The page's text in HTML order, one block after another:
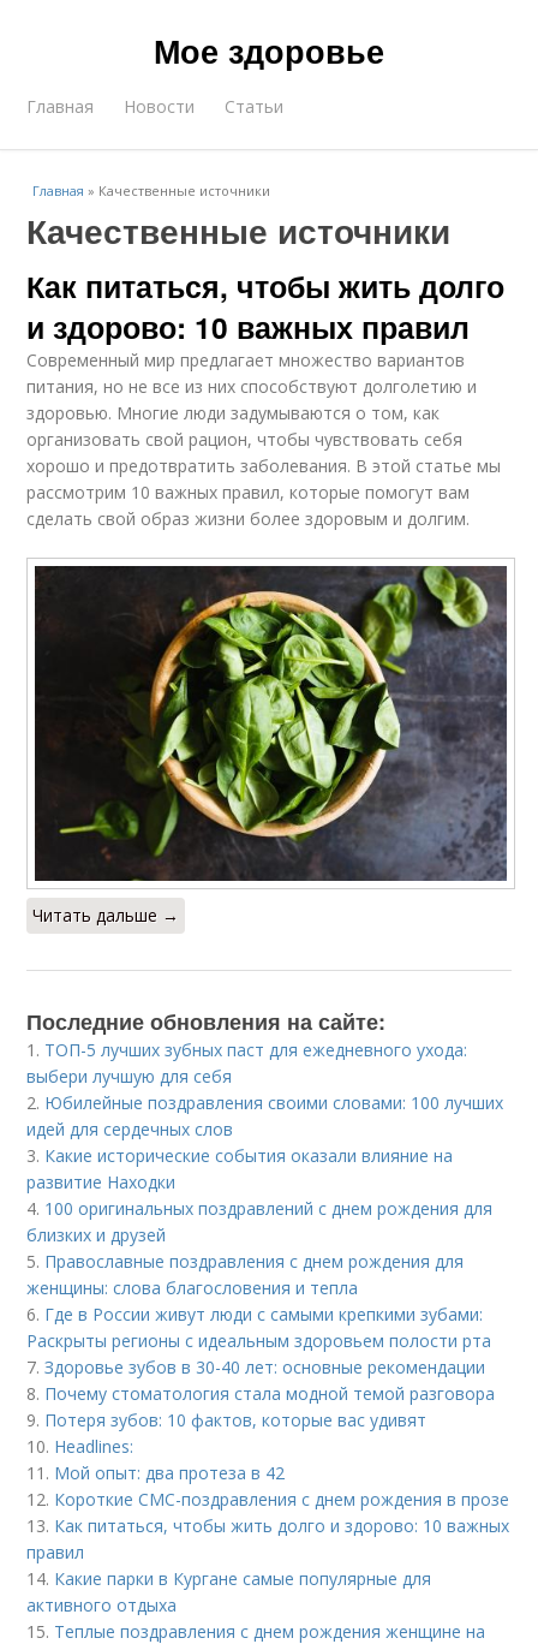
Мое здоровье
Главная Новости Статьи
Главная » Качественные источники
Качественные источники
Как питаться, чтобы жить долго
и здорово: 10 важных правил
Современный мир предлагает множество вариантов
питания, но не все из них способствуют долголетию и
здоровью. Многие люди задумываются о том, как
организовать свой рацион, чтобы чувствовать себя
хорошо и предотвратить заболевания. В этой статье мы
рассмотрим 10 важных правил, которые помогут вам
сделать свой образ жизни более здоровым и долгим.
Читать дальше →
Последние обновления на сайте:
1. ТОП-5 лучших зубных паст для ежедневного ухода:
выбери лучшую для себя
2. Юбилейные поздравления своими словами: 100 лучших
идей для сердечных слов
3. Какие исторические события оказали влияние на
развитие Находки
4. 100 оригинальных поздравлений с днем рождения для
близких и друзей
5. Православные поздравления с днем рождения для
женщины: слова благословения и тепла
6. Где в России живут люди с самыми крепкими зубами:
Раскрыты регионы с идеальным здоровьем полости рта
7.Здоровье зубов в 30-40 лет: основные рекомендации
8. Почему стоматология стала модной темой разговора
9. Потеря зубов: 10 фактов, которые вас удивят
10. Headlines:
11. Мой опыт: два протеза в 42
12. Короткие СМС-поздравления с днем рождения в прозе
13. Как питаться, чтобы жить долго и здорово: 10 важных
правил
14. Какие парки в Кургане самые популярные для
активного отдыха
15. Теплые поздравления с днем рождения женщине на